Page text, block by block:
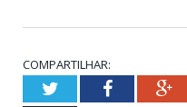
COMPARTILHAR:
TwitterFacebook